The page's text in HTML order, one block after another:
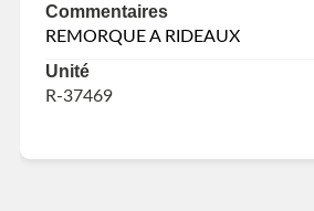
Commentaires
REMORQUE A RIDEAUX
Unité
R-37469